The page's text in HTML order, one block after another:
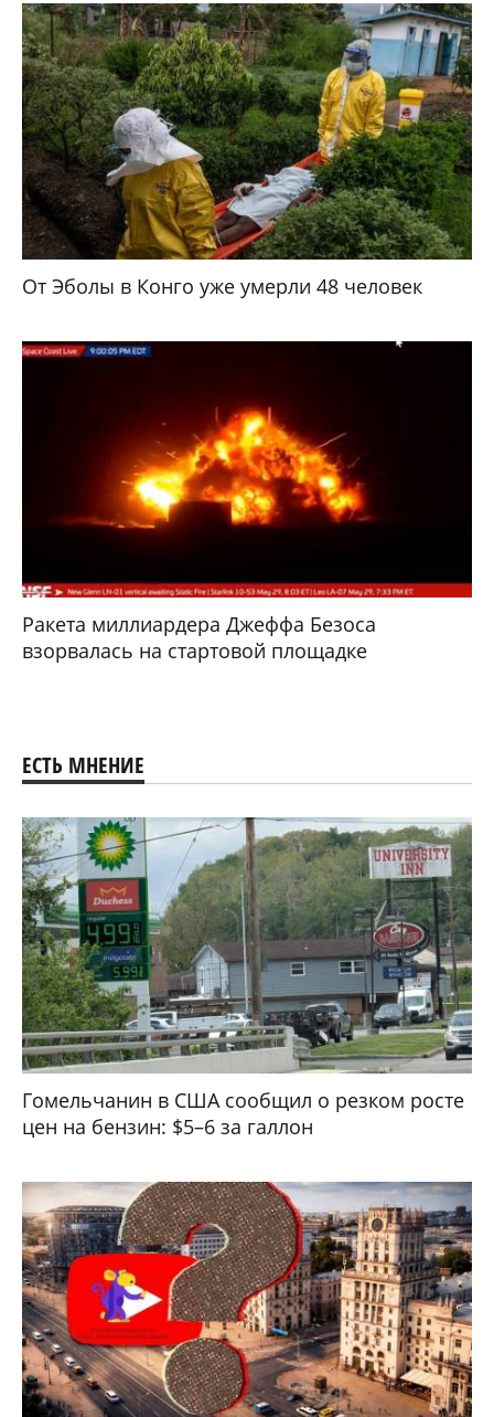
От Эболы в Конго уже умерли 48 человек
Ракета миллиардера Джеффа Безоса
взорвалась на стартовой площадке
ЕСТЬ МНЕНИЕ
Гомельчанин в США сообщил о резком росте
цен на бензин: $5–6 за галлон